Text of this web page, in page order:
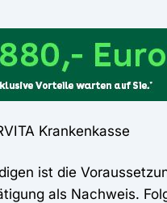
Krankenkasse
ist die
als Nachweis.